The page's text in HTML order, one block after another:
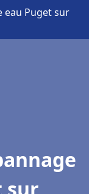
eau Puget sur